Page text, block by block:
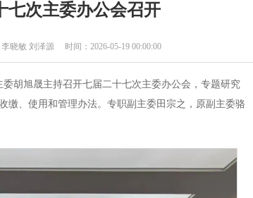
七次主委办公会召开
晓敏 刘泽源 时间：2026-05-19 00:00:00
胡旭晟主持召开七届二十七次主委办公会，专题研究
缴、使用和管理办法。专职副主委田宗之，原副主委骆